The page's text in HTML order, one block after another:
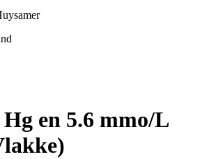
Hg en 5.6 mmo/L